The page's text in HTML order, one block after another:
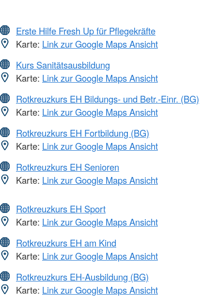
Erste Hilfe Fresh Up für Pflegekräfte
Karte: Link zur Google Maps Ansicht
Kurs Sanitätsausbildung
Karte: Link zur Google Maps Ansicht
Rotkreuzkurs EH Bildungs- und Betr.-Einr. (BG)
Karte: Link zur Google Maps Ansicht
Rotkreuzkurs EH Fortbildung (BG)
Karte: Link zur Google Maps Ansicht
Rotkreuzkurs EH Senioren
Karte: Link zur Google Maps Ansicht
Rotkreuzkurs EH Sport
Karte: Link zur Google Maps Ansicht
Rotkreuzkurs EH am Kind
Karte: Link zur Google Maps Ansicht
Rotkreuzkurs EH-Ausbildung (BG)
Karte: Link zur Google Maps Ansicht